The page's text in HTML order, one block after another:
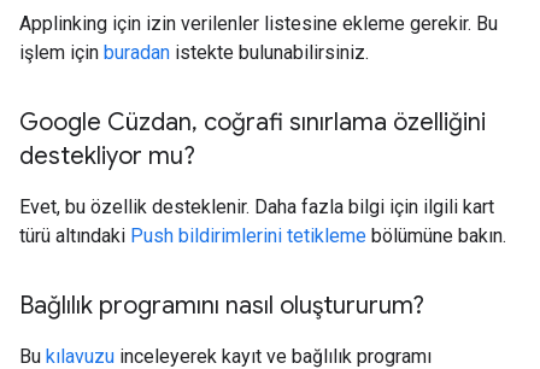
Applinking için izin verilenler listesine ekleme gerekir. Bu
işlem için buradan istekte bulunabilirsiniz.
Google Cüzdan, coğrafi sınırlama özelliğini
destekliyor mu?
Evet, bu özellik desteklenir. Daha fazla bilgi için ilgili kart
türü altındaki Push bildirimlerini tetikleme bölümüne bakın.
Bağlılık programını nasıl oluştururum?
Bu kılavuzu inceleyerek kayıt ve bağlılık programı